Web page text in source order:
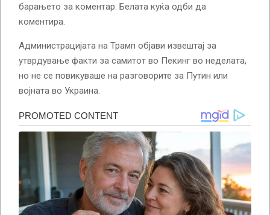
барањето за коментар. Белата куќа одби да
коментира.
Администрацијата на Трамп објави извештај за
утврдување факти за самитот во Пекинг во неделата,
но не се повикуваше на разговорите за Путин или
војната во Украина.